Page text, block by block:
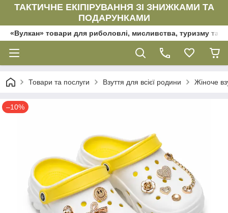
ТАКТИЧНЕ ЕКІПІРУВАННЯ ЗІ ЗНИЖКАМИ ТА
ПОДАРУНКАМИ
«Вулкан» товари для риболовлі, мисливства, туризму та
Товари та послуги Взуття для всієї родини Жіноче
–10%